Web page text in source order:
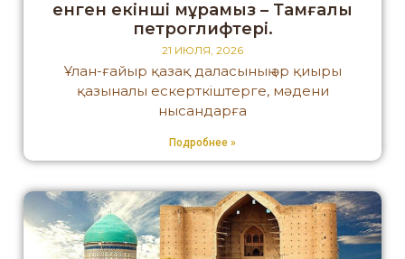
енген екінші мұрамыз – Тамғалы
петроглифтері.
21 ИЮЛЯ, 2026
Ұлан-ғайыр қазақ даласының әр қиыры
қазыналы ескерткіштерге, мәдени
нысандарға
Подробнее »